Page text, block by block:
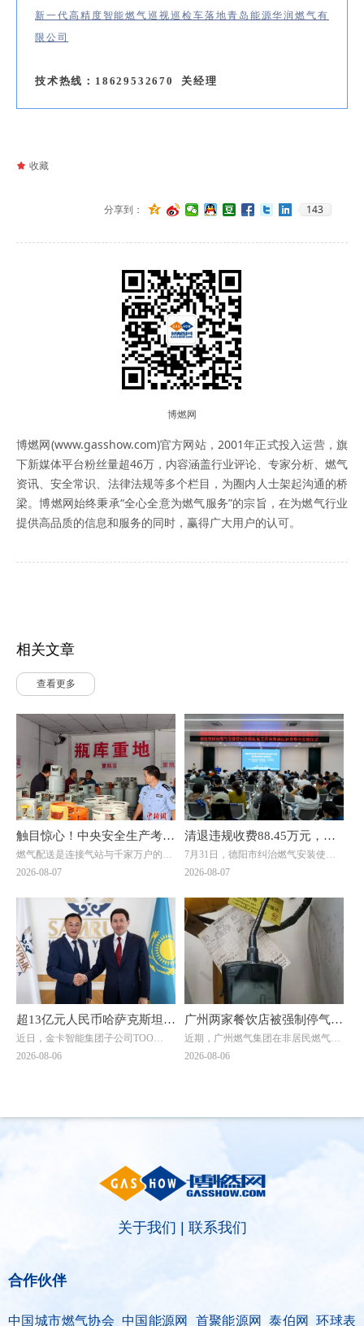
新一代高精度智能燃气巡视巡检车落地青岛能源华润燃气有
限公司
技术热线：18629532670 关经理
分享到： 143
끄 收藏
相关文章
查看更多
博燃网
博燃网(www.gasshow.com)官方网站，2001年正式投入运营，旗
下新媒体平台粉丝量超46万，内容涵盖行业评论、专家分析、燃气
资讯、安全常识、法律法规等多个栏目，为圈内人士架起沟通的桥
梁。博燃网始终秉承“全心全意为燃气服务”的宗旨，在为燃气行业
提供高品质的信息和服务的同时，赢得广大用户的认可。
触目惊心！中央安全生产考核
巡查组暗访云南：液化气瓶装
燃气配送是连接气站与千家万户的关
键环节，但在此次明查暗访中，却成
组随机检查时发现，云南滇楚液化气
有限公司长润街液化气瓶装供应站存
在重大事故隐患。该供应站核定为三
类供应站点，按规范要求存储量不能
超过1立方(15公斤钢瓶最多28瓶)。然
而，现场瓶库内竟堆放着超过150瓶
液化石油气，超量存储4倍以上。当
考核巡查组专家询问为何超量存储
时，供应站负责人支支吾吾，无法给
2026-08-07
清退违规收费88.45万元，惠
及群众4000余户！德阳市举
仪式
7月31日，德阳市纠治燃气安装使用
价格乱象工作会暨惠民退费集中发放
省住建厅城建处处长、厅信息中心主
任邓夏扬，派驻省住建厅纪检监察组
综合处处长魏社莅临出席活动，邓夏
扬作讲话。德阳市住建局党组成员、
副局长陈文元汇报全市燃气纠治工作
情况。活动现场，7个区（市、县）
亮出退费成绩，为7位退费群众代表
发放退费凭证，相关燃气企业同步为
另外7名群众现场办理退费，以现金
当天，全市累计清退违规收费88.45万
元，惠及群众4000余户。
2026-08-07
超13亿元人民币哈萨克斯坦大
单落地！金卡智能国际化战略
近日，金卡智能集团子公司ТОО
"Goldcard Smart Group
2026-08-06
广州两家餐饮店被强制停气！
原因曝光→
近期，广州燃气集团在非居民燃气安
全专项治理中，对两家拒不整改隐患
2026-08-06
关于我们 联系我们
合作伙伴
中国城市燃气协会 中国能源网 首聚能源网 泰伯网 环球表